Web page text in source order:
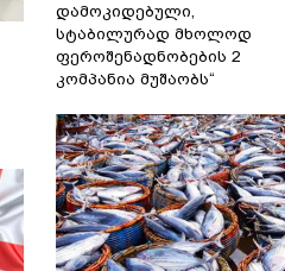
დამოკიდებული,
სტაბილურად მხოლოდ
ფეროშენადნობების 2
კომპანია მუშაობს“